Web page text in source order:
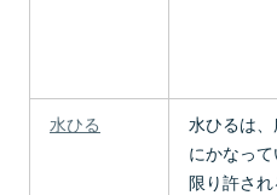
水ひる
水ひるは
にかなっ
限り許され